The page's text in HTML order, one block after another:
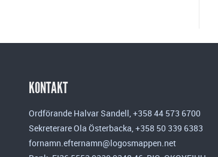
KONTAKT
Ordförande Halvar Sandell, +358 44 573 6700
Sekreterare Ola Österbacka, +358 50 339 6383
fornamn.efternamn@logosmappen.net